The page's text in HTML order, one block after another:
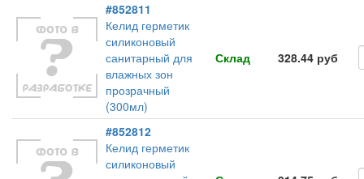
#852811
Келид герметик
силиконовый
санитарный для
влажных зон
прозрачный
(300мл)
Склад 328.44 руб
#852812
Келид герметик
силиконовый